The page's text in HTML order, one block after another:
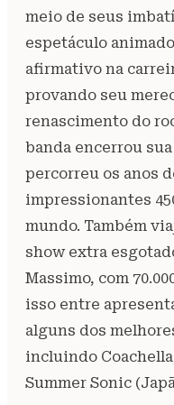
meio de seus
espetáculo
afirmativo na
provando seu
renascimento do
banda encerrou
percorreu os anos
impressionantes
mundo. Também
show extra
Massimo, com
isso entre
alguns dos
incluindo
Summer Sonic